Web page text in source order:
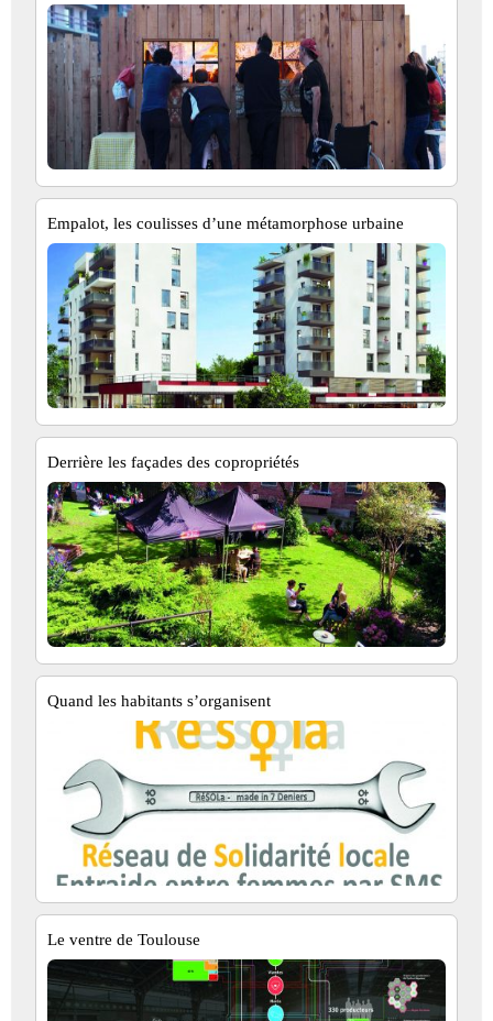
Empalot, les coulisses d’une métamorphose urbaine
Derrière les façades des copropriétés
Quand les habitants s’organisent
Le ventre de Toulouse